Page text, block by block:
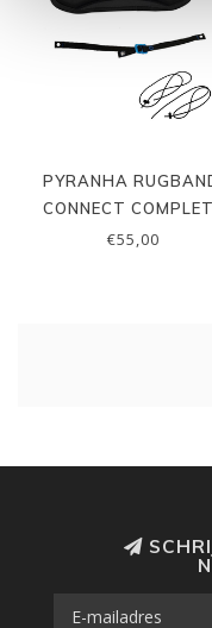
PYRANHA
CONNECT
€55,00